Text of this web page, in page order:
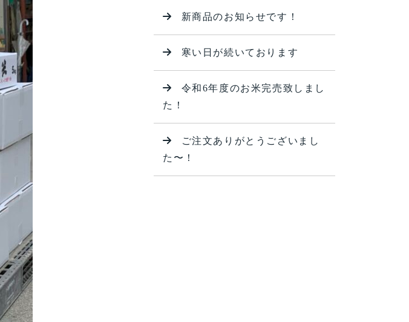
新商品のお知らせです！
寒い日が続いております
令和6年度のお米完売致しまし
た！
ご注文ありがとうございまし
た〜！